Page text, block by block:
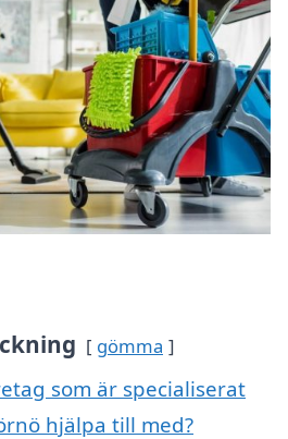
gömma
som är specialiserat
hjälpa till med?